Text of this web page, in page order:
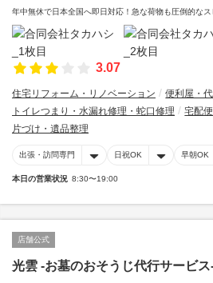
年中無休で日本全国へ即日対応！急な荷物も圧倒的な
3.07
住宅リフォーム・リノベーション
便利屋・
トイレつまり・水漏れ修理・蛇口修理
宅配
片づけ・遺品整理
出張・訪問専門 日祝OK 早朝OK
本日の営業状況 8:30〜19:00
店舗公式
光雲 -お墓のおそうじ代行サービス